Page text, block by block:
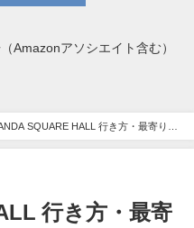
Amazonアソシエイト含む）
SQUARE HALL 行き方・最寄り
行き方・最寄